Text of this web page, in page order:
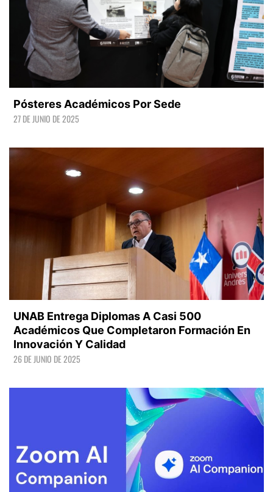
Pósteres Académicos Por Sede
27 DE JUNIO DE 2025
UNAB Entrega Diplomas A Casi 500
Académicos Que Completaron Formación En
Innovación Y Calidad
26 DE JUNIO DE 2025